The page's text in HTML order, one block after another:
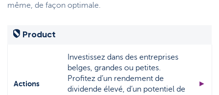
même, de façon optimale.
Product
Actions
Investissez dans des entreprises
belges, grandes ou petites.
Profitez d’un rendement de
dividende élevé, d’un potentiel de
►